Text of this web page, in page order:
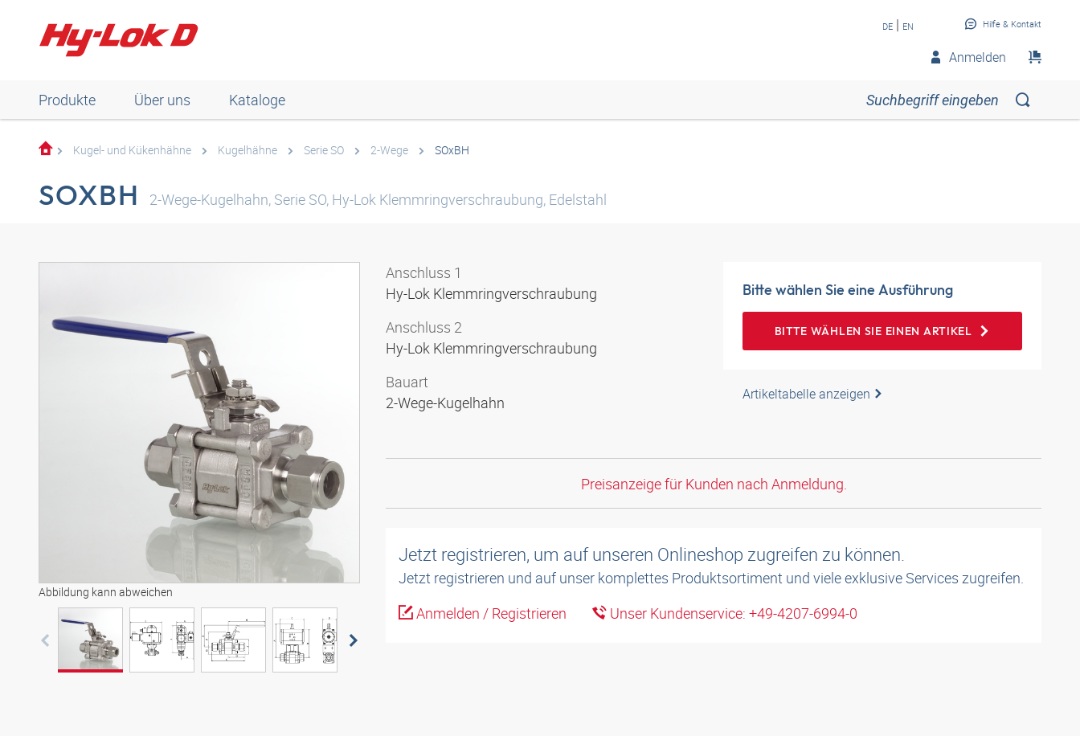
DE | EN Hilfe & Kontakt
Anmelden
Produkte Über uns Kataloge
Kugel- und Kükenhähne Kugelhähne Serie SO 2-Wege SOxBH
SOXBH 2-Wege-Kugelhahn, Serie SO, Hy-Lok Klemmringverschraubung, Edelstahl
Abbildung kann abweichen
Anschluss 1
Hy-Lok Klemmringverschraubung
Anschluss 2
Hy-Lok Klemmringverschraubung
Bauart
2-Wege-Kugelhahn
Bitte wählen Sie eine Ausführung
BITTE WÄHLEN SIE EINEN ARTIKEL
Artikeltabelle anzeigen
Preisanzeige für Kunden nach Anmeldung.
Jetzt registrieren, um auf unseren Onlineshop zugreifen zu können.
Jetzt registrieren und auf unser komplettes Produktsortiment und viele exklusive Services zugreifen.
Anmelden / Registrieren
Unser Kundenservice: +49-4207-6994-0